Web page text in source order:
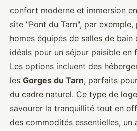
confort moderne et immersion
site "Pont du Tarn", par
homes équipés de salles de bain
idéals pour un séjour paisible en
Les options incluent des
les Gorges du Tarn, parfaits
du cadre naturel. Ce type de
savourer la tranquillité tout en
des commodités essentielles, un